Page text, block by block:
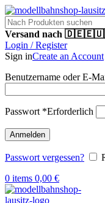
Versand nach
Login / Register
Sign inCreate an Account
Benutzername oder E-
Passwort *Erforderlich
Anmelden
Passwort vergessen?
0 items 0,00 €